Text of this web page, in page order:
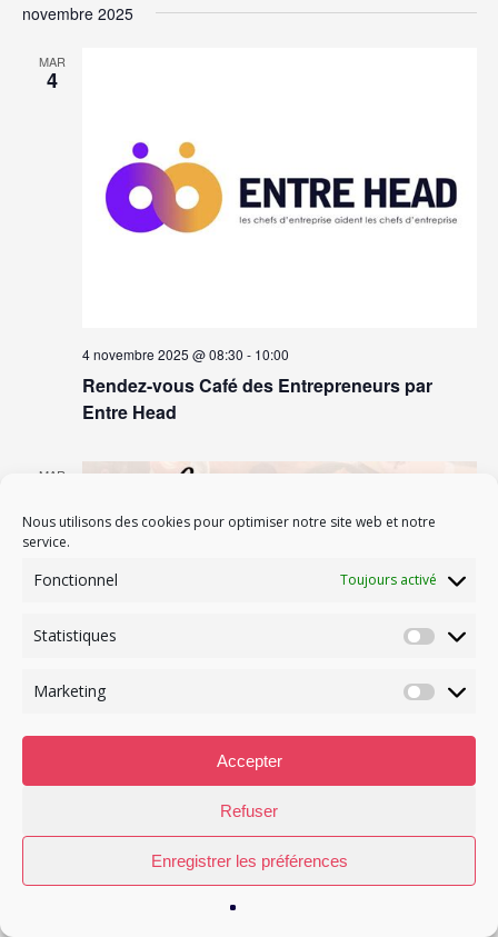
Nous utilisons des cookies pour optimiser notre site web et notre
service.
Fonctionnel Toujours activé
Statistiques
Marketing
Accepter
Refuser
Enregistrer les préférences
novembre 2025
MAR
4
Rendez-vous Café des Entrepreneurs par
Entre Head
4 novembre 2025 @ 08:30 - 10:00
MAR
Café Connect #8 par Nice Start(s) Up
4 novembre 2025 @ 09:00-11:00